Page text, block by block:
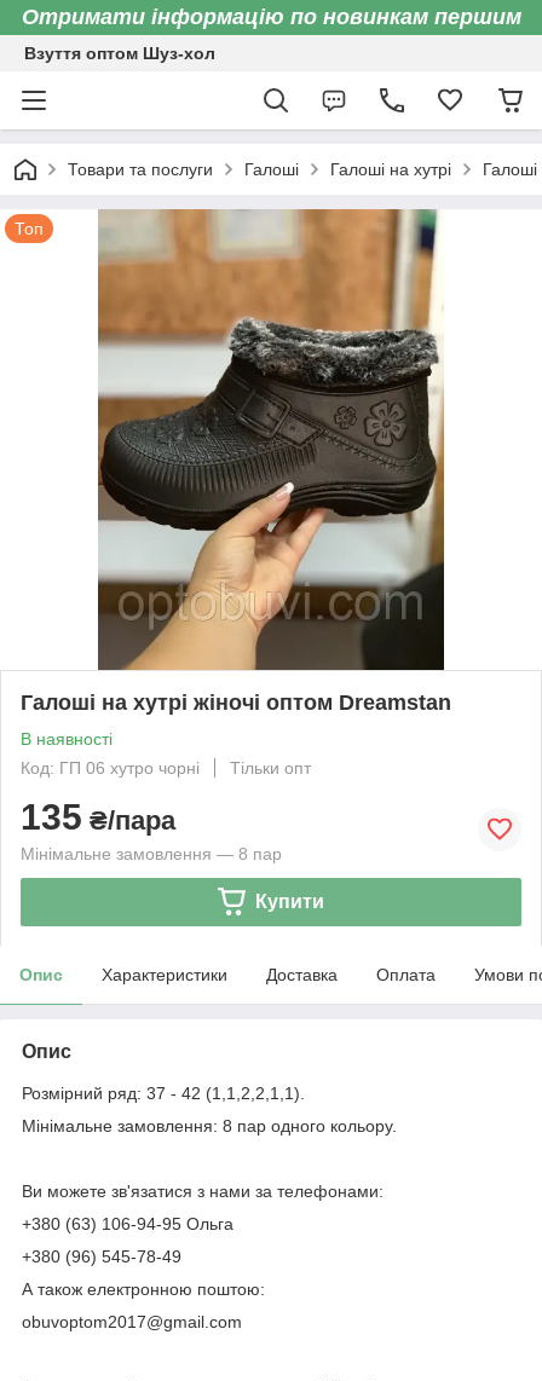
Отримати інформацію по новинкам першим
Взуття оптом Шуз-хол
Товари та послуги Галоші Галоші на хутрі Галоші
Топ
Галоші на хутрі жіночі оптом Dreamstan
В наявності
Код: ГП 06 хутро чорні
Тільки опт
135 ₴/пара
Мінімальне замовлення — 8 пар
Купити
Опис Характеристики Доставка Оплата Умови
Опис
Розмірний ряд: 37 - 42 (1,1,2,2,1,1).
Мінімальне замовлення: 8 пар одного кольору.
Ви можете зв'язатися з нами за телефонами:
+380 (63) 106-94-95 Ольга
+380 (96) 545-78-49
А також електронною поштою:
obuvoptom2017@gmail.com